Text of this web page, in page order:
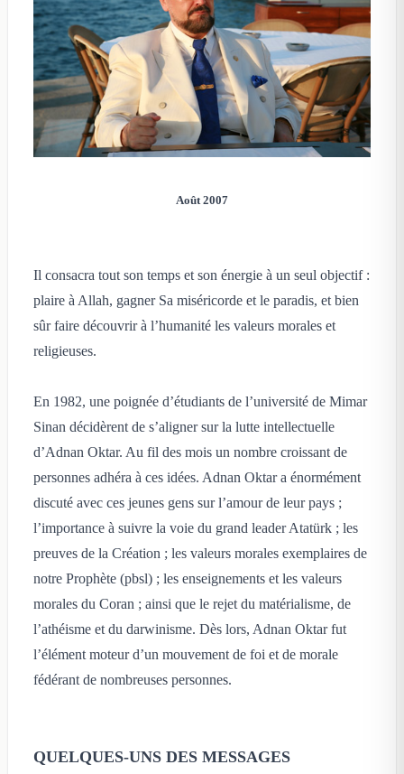
Août 2007
Il consacra tout son temps et son énergie à un seul objectif :
plaire à Allah, gagner Sa miséricorde et le paradis, et bien
sûr faire découvrir à l’humanité les valeurs morales et
religieuses.
En 1982, une poignée d’étudiants de l’université de Mimar
Sinan décidèrent de s’aligner sur la lutte intellectuelle
d’Adnan Oktar. Au fil des mois un nombre croissant de
personnes adhéra à ces idées. Adnan Oktar a énormément
discuté avec ces jeunes gens sur l’amour de leur pays ;
l’importance à suivre la voie du grand leader Atatürk ; les
preuves de la Création ; les valeurs morales exemplaires de
notre Prophète (pbsl) ; les enseignements et les valeurs
morales du Coran ; ainsi que le rejet du matérialisme, de
l’athéisme et du darwinisme. Dès lors, Adnan Oktar fut
l’élément moteur d’un mouvement de foi et de morale
fédérant de nombreuses personnes.
QUELQUES-UNS DES MESSAGES